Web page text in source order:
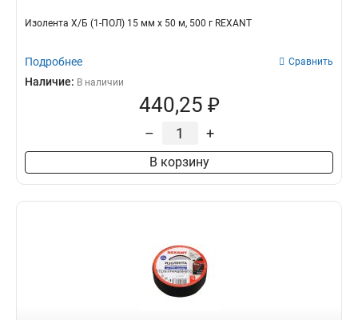
Изолента Х/Б (1-ПОЛ) 15 мм х 50 м, 500 г REXANT
Подробнее Сравнить
Наличие: В наличии
440,25 ₽
– +
В корзину